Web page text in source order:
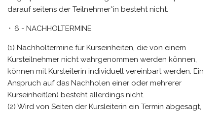
darauf seitens der Teilnehmer*in besteht nicht.
6 - NACHHOLTERMINE
(1) Nachholtermine für Kurseinheiten, die von einem
Kursteilnehmer nicht wahrgenommen werden können,
können mit Kursleiterin individuell vereinbart werden. Ein
Anspruch auf das Nachholen einer oder mehrerer
Kurseinheit(en) besteht allerdings nicht.
(2) Wird von Seiten der Kursleiterin ein Termin abgesagt,